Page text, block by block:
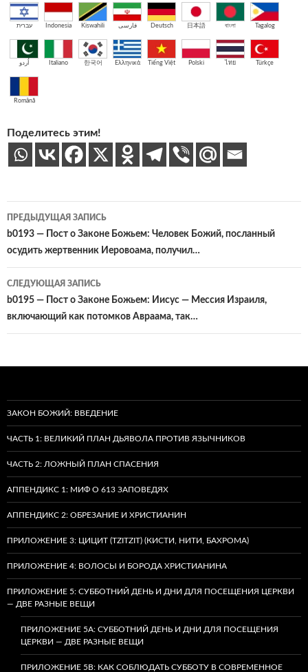
עברית Indonesia Kiswahili فارسی Deutsch 日本語 বাংলা Tagalog
اُردو Italiano 한국어 Ελληνικά Tiếng Việt Polski ไทย Türkçe
Română
Поделитесь этим!
Навигация
по
записям
ПРЕДЫДУЩАЯ ЗАПИСЬ
b0193 — Пост о Законе Божьем: Человек Божий, посланный
осудить жертвенник Иеровоама, получил…
СЛЕДУЮЩАЯ ЗАПИСЬ
b0195 — Пост о Законе Божьем: Иисус — Мессия Израиля,
включающий как потомков Авраама, так…
ЗАКОН БОЖИЙ: ВВЕДЕНИЕ
ЧАСТЬ 1: ВЕЛИКИЙ ПЛАН ДЬЯВОЛА ПРОТИВ ЯЗЫЧНИКОВ
ЧАСТЬ 2: ЛОЖНЫЙ ПЛАН СПАСЕНИЯ
АППЕНДИКС 1: МИФ О 613 ЗАПОВЕДЯХ
АППЕНДИКС 2: ОБРЕЗАНИЕ И ХРИСТИАНИН
ПРИЛОЖЕНИЕ 3: ЦИЦИТ (TZITZIT) (КИСТИ, НИТИ, БАХРОМА)
ПРИЛОЖЕНИЕ 4: ВОЛОСЫ И БОРОДА ХРИСТИАНИНА
ПРИЛОЖЕНИЕ 5: СУББОТНИЙ ДЕНЬ И ДНИ ДЛЯ ПОСЕЩЕНИЯ ЦЕРКВИ
— ДВЕ РАЗНЫЕ ВЕЩИ
ПРИЛОЖЕНИЕ 5A: СУББОТНИЙ ДЕНЬ И ДНИ ДЛЯ ПОСЕЩЕНИЯ
ЦЕРКВИ — ДВЕ РАЗНЫЕ ВЕЩИ
ПРИЛОЖЕНИЕ 5B: КАК СОБЛЮДАТЬ СУББОТУ В СОВРЕМЕННОЕ